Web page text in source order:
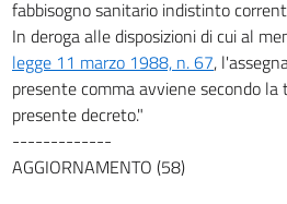
fabbisogno sanitario indistinto
In deroga alle disposizioni di cui al
legge 11 marzo 1988, n. 67,
presente comma avviene secondo
presente decreto."
-------------
AGGIORNAMENTO (58)